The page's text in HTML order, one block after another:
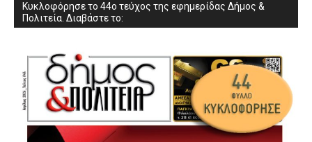
Κυκλοφόρησε το 44ο τεύχος της εφημερίδας Δήμος &
Πολιτεία. Διαβάστε το: